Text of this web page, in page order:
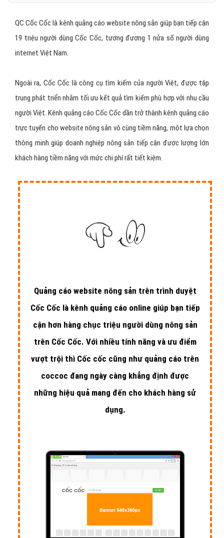
QC Cốc Cốc là kênh quảng cáo website nông sản giúp bạn tiếp cận
19 triệu người dùng Cốc Cốc, tương đương 1 nửa số người dùng
internet Việt Nam.
Ngoài ra, Cốc Cốc là công cụ tìm kiếm của người Việt, được tập
trung phát triển nhằm tối ưu kết quả tìm kiếm phù hợp với nhu cầu
người Việt. Kênh quảng cáo Cốc Cốc dần trở thành kênh quảng cáo
trực tuyến cho website nông sản vô cùng tiềm năng, một lựa chọn
thông minh giúp doanh nghiệp nông sản tiếp cận được lượng lớn
khách hàng tiềm năng với mức chi phí rất tiết kiệm.
Quảng cáo website nông sản trên trình duyệt
Cốc Cốc là kênh quảng cáo online giúp bạn tiếp
cận hơn hàng chục triệu người dùng nông sản
trên Cốc Cốc. Với nhiều tính năng và ưu điểm
vượt trội thì Cốc cốc cũng như quảng cáo trên
coccoc đang ngày càng khẳng định được
những hiệu quả mang đến cho khách hàng sử
dụng.